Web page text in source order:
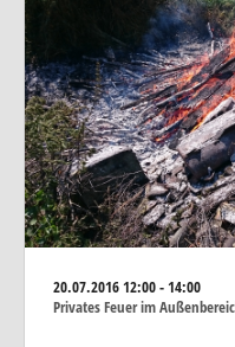
20.07.201612:00 - 14:00
Privates Feuer im